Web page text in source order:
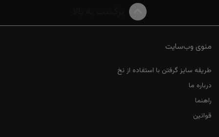
منوی وب‌سایت
طریقه سایز گرفتن با استفاده از نخ
درباره ما
راهنما
قوانین